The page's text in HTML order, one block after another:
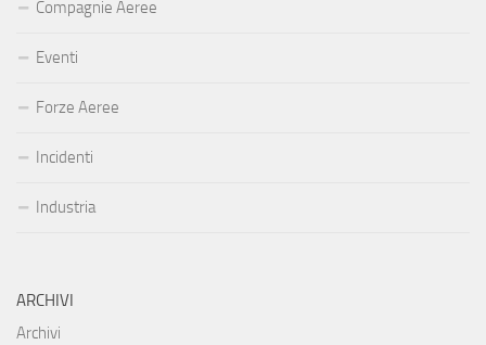
Compagnie Aeree
Eventi
Forze Aeree
Incidenti
Industria
ARCHIVI
Archivi